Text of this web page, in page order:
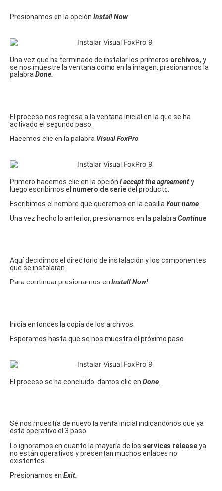
Presionamos en la opción Install Now
Una vez que ha terminado de instalar los primeros archivos, y
se nos muestre la ventana como en la imagen, presionamos la
palabraDone.
El proceso nos regresa a la ventana inicial en la que se ha
activado el segundo paso.
Hacemos clic en la palabra Visual FoxPro
Primero hacemos clic en la opción I accept the agreementy
luego escribimos el numero de seriedel producto.
Escribimos el nombre que queremos en la casilla Your name
Una vez hecho lo anterior, presionamos en la palabra Continue
Aquí decidimos el directorio de instalación y los componentes
que se instalaran.
Para continuar presionamos en Install Now!
Inicia entonces la copia de los archivos.
Esperamos hasta que se nos muestra el próximo paso.
El proceso se ha concluido. damos clic en Done
Se nos muestra de nuevo la venta inicial indicándonos que ya
está operativo el 3 paso.
Lo ignoramos en cuanto la mayoría de los services releaseya
no están operativos y presentan muchos enlaces no
existentes.
Presionamos en Exit.